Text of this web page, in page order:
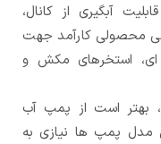
آبگیری از کانال،
محصولی کارآمد جهت
استخرهای مکش و
بهتر است از پمپ آب
مدل پمپ ها نیازی به